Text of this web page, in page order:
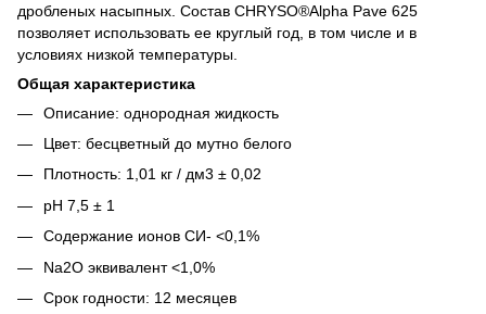
дробленых насыпных. Состав CHRYSO®Alpha Pave 625
позволяет использовать ее круглый год, в том числе и в
условиях низкой температуры.
Общая характеристика
Описание: однородная жидкость
Цвет: бесцветный до мутно белого
Плотность: 1,01 кг / дм3 ± 0,02
pH 7,5 ± 1
Содержание ионов СИ- <0,1%
Na2O эквивалент <1,0%
Срок годности: 12 месяцев